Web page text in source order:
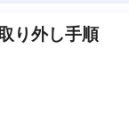
り外し手順